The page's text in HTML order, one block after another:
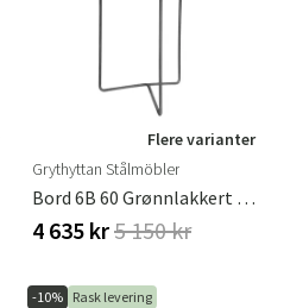
Flere varianter
Grythyttan Stålmöbler
Bord 6B 60 Grønnlakkert Eik / Varmgalvanisert Stativ
4 635 kr5 150 kr
-10% Rask levering